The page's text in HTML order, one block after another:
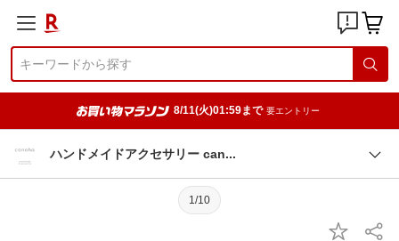
8/11(火)01:59まで 要エントリー
ハンドメイドアクセサリー can
1/10